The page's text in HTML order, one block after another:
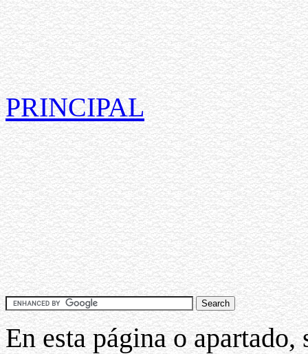
PRINCIPAL
En esta página o apartado,